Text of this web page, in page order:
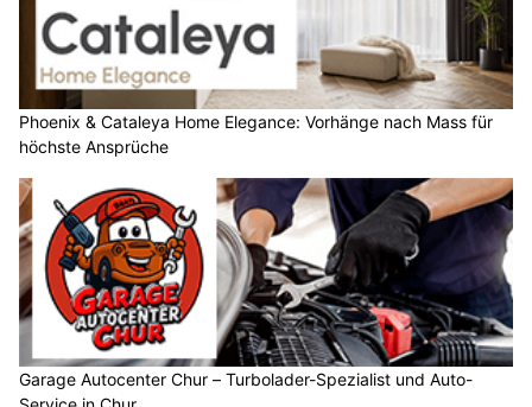
Phoenix & Cataleya Home Elegance: Vorhänge nach Mass für
höchste Ansprüche
Garage Autocenter Chur – Turbolader-Spezialist und Auto-